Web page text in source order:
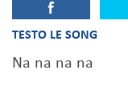
TESTO LE SONG
Na na na na